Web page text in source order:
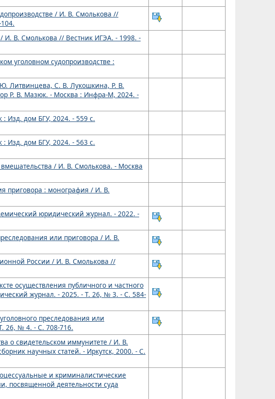
/ И. В. Смолькова //
И. В. Смолькова // Вестник ИГЭА. - 1998. -
уголовном судопроизводстве :
Литвинцева, С. В. Лукошкина, Р. В.
Р. В. Мазюк. - Москва : Инфра-М, 2024. -
Изд. дом БГУ, 2024. - 559 с.
Изд. дом БГУ, 2024. - 563 с.
/ И. В. Смолькова. - Москва
приговора : монография / И. В.
юридический журнал. - 2022. -
или приговора / И. В.
России / И. В. Смолькова //
осуществления публичного и частного
журнал. - 2025. - Т. 26, № 3. - С. 584-
преследования или
26, № 4. - С. 708-716.
о свидетельском иммунитете / И. В.
научных статей. - Иркутск, 2000. - С.
и криминалистические
посвященной деятельности суда